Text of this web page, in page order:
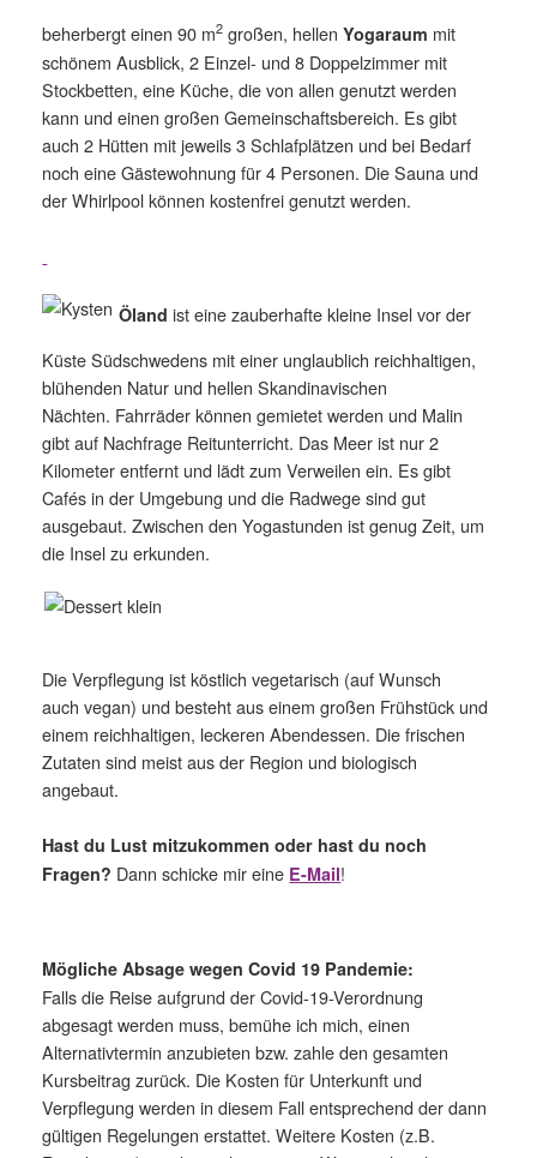
beherbergt einen 90 m2 großen, hellenYogaraum mit
schönem Ausblick, 2 Einzel- und 8 Doppelzimmer mit
Stockbetten, eine Küche, die von allen genutzt werden
kann und einen großen Gemeinschaftsbereich. Es gibt
auch 2 Hütten mit jeweils 3 Schlafplätzen und bei Bedarf
noch eine Gästewohnung für 4 Personen. Die Sauna und
der Whirlpool können kostenfrei genutzt werden.
Öland ist eine zauberhafte kleine Insel vor der
Küste Südschwedens mit einer unglaublich reichhaltigen,
blühenden Natur und hellen Skandinavischen
Nächten. Fahrräder können gemietet werden und Malin
gibt auf Nachfrage Reitunterricht. Das Meer ist nur 2
Kilometer entfernt und lädt zum Verweilen ein. Es gibt
Cafés in der Umgebung und die Radwege sind gut
ausgebaut. Zwischen den Yogastunden ist genug Zeit, um
die Insel zu erkunden.
Die Verpflegung ist köstlich vegetarisch (auf Wunsch
auch vegan) und besteht aus einem großen Frühstück und
einem reichhaltigen, leckeren Abendessen. Die frischen
Zutaten sind meist aus der Region und biologisch
angebaut.
Hast du Lust mitzukommen oder hast du noch
Fragen? Dann schicke mir eine E-Mail!
Mögliche Absage wegen Covid 19 Pandemie:
Falls die Reise aufgrund der Covid-19-Verordnung
abgesagt werden muss, bemühe ich mich, einen
Alternativtermin anzubieten bzw. zahle den gesamten
Kursbeitrag zurück. Die Kosten für Unterkunft und
Verpflegung werden in diesem Fall entsprechend der dann
gültigen Regelungen erstattet. Weitere Kosten (z.B.